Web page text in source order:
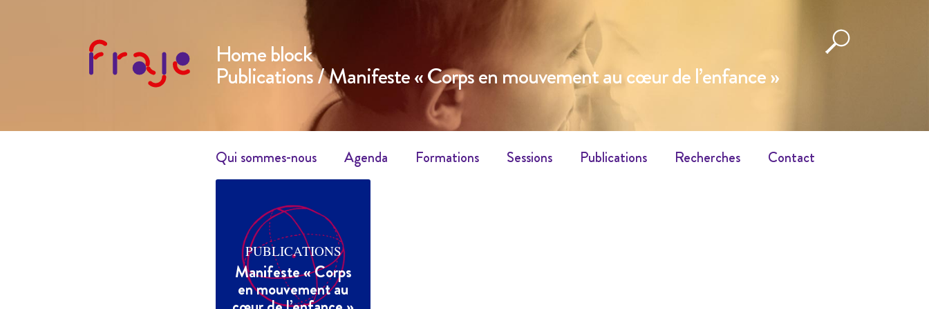
Home block
Publications/ Manifeste « Corps en mouvement au cœur de l’enfance »
Qui sommes-nous Agenda Formations Sessions Publications Recherches Contact
PUBLICATIONS
Manifeste « Corps
en mouvement au